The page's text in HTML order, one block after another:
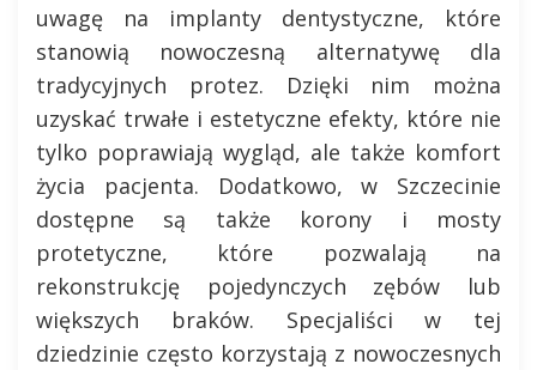
uwagę na implanty dentystyczne, które
stanowią nowoczesną alternatywę dla
tradycyjnych protez. Dzięki nim można
uzyskać trwałe i estetyczne efekty, które nie
tylko poprawiają wygląd, ale także komfort
życia pacjenta. Dodatkowo, w Szczecinie
dostępne są także korony i mosty
protetyczne, które pozwalają na
rekonstrukcję pojedynczych zębów lub
większych braków. Specjaliści w tej
dziedzinie często korzystają z nowoczesnych